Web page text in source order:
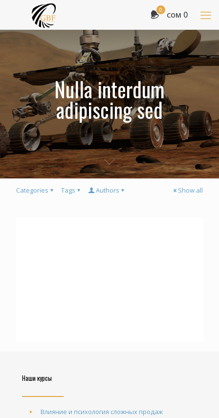
0 сом 0
Nulla interdum
adipiscing sed
Categories Tags Authors Show all
Наши курсы
Влияние и психология сложных продаж